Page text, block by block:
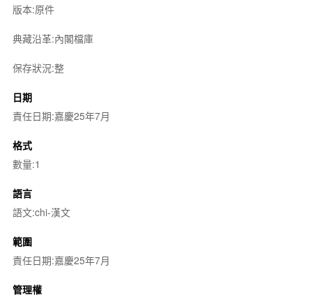
版本:原件
典藏沿革:內閣檔庫
保存狀況:整
日期
責任日期:嘉慶25年7月
格式
數量:1
語言
語文:chi-漢文
範圍
責任日期:嘉慶25年7月
管理權